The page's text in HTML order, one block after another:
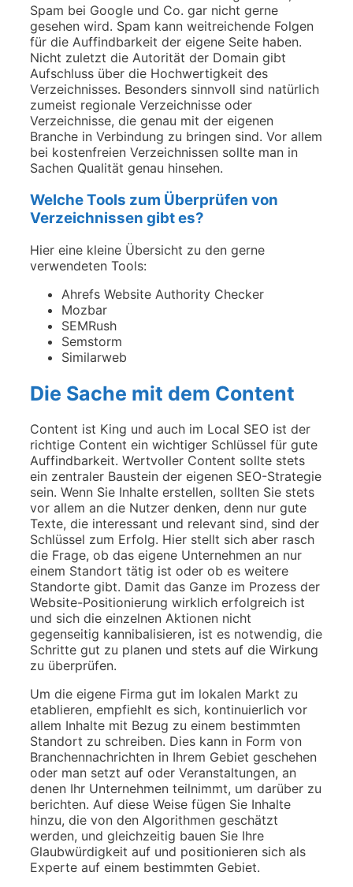
Spam bei Google und Co. gar nicht gerne
gesehen wird. Spam kann weitreichende Folgen
für die Auffindbarkeit der eigene Seite haben.
Nicht zuletzt die Autorität der Domain gibt
Aufschluss über die Hochwertigkeit des
Verzeichnisses. Besonders sinnvoll sind natürlich
zumeist regionale Verzeichnisse oder
Verzeichnisse, die genau mit der eigenen
Branche in Verbindung zu bringen sind. Vor allem
bei kostenfreien Verzeichnissen sollte man in
Sachen Qualität genau hinsehen.
Welche Tools zum Überprüfen von
Verzeichnissen gibt es?
Hier eine kleine Übersicht zu den gerne
verwendeten Tools:
Ahrefs Website Authority Checker
Mozbar
SEMRush
Semstorm
Similarweb
Die Sache mit dem Content
Content ist King und auch im Local SEO ist der
richtige Content ein wichtiger Schlüssel für gute
Auffindbarkeit. Wertvoller Content sollte stets
ein zentraler Baustein der eigenen SEO-Strategie
sein. Wenn Sie Inhalte erstellen, sollten Sie stets
vor allem an die Nutzer denken, denn nur gute
Texte, die interessant und relevant sind, sind der
Schlüssel zum Erfolg. Hier stellt sich aber rasch
die Frage, ob das eigene Unternehmen an nur
einem Standort tätig ist oder ob es weitere
Standorte gibt. Damit das Ganze im Prozess der
Website-Positionierung wirklich erfolgreich ist
und sich die einzelnen Aktionen nicht
gegenseitig kannibalisieren, ist es notwendig, die
Schritte gut zu planen und stets auf die Wirkung
zu überprüfen.
Um die eigene Firma gut im lokalen Markt zu
etablieren, empfiehlt es sich, kontinuierlich vor
allem Inhalte mit Bezug zu einem bestimmten
Standort zu schreiben. Dies kann in Form von
Branchennachrichten in Ihrem Gebiet geschehen
oder man setzt auf oder Veranstaltungen, an
denen Ihr Unternehmen teilnimmt, um darüber zu
berichten. Auf diese Weise fügen Sie Inhalte
hinzu, die von den Algorithmen geschätzt
werden, und gleichzeitig bauen Sie Ihre
Glaubwürdigkeit auf und positionieren sich als
Experte auf einem bestimmten Gebiet.